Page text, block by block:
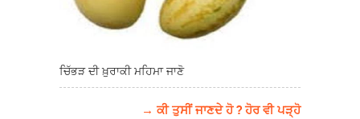
ਚਿੱਭੜ ਦੀ ਖ਼ੁਰਾਕੀ ਮਹਿਮਾ ਜਾਣੋ
→ ਕੀ ਤੁਸੀਂ ਜਾਣਦੇ ਹੋ ? ਹੋਰ ਵੀ ਪੜ੍ਹੋ